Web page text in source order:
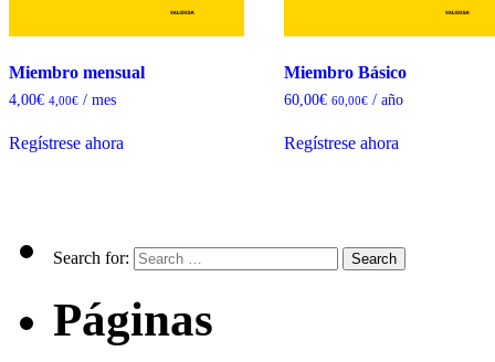
Miembro mensual
4,00€ 4,00€ / mes
Regístrese ahora
Miembro Básico
60,00€ 60,00€ / año
Regístrese ahora
Search for: Search
Páginas